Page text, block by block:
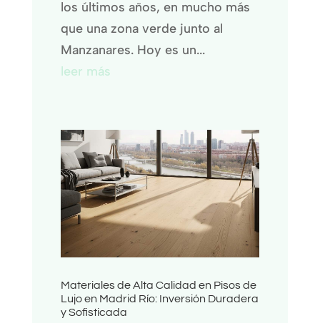
los últimos años, en mucho más
que una zona verde junto al
Manzanares. Hoy es un...
leer más
Materiales de Alta Calidad en Pisos de
Lujo en Madrid Río: Inversión Duradera
y Sofisticada